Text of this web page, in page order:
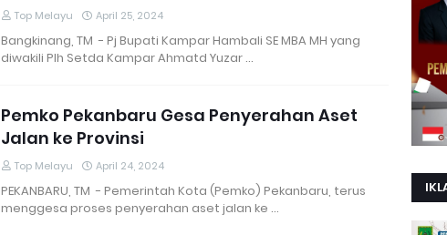
Top Melayu April 25, 2024
Bangkinang, TM - Pj Bupati Kampar Hambali SE MBA MH yang
diwakili Plh Setda Kampar Ahmatd Yuzar …
Pemko Pekanbaru Gesa Penyerahan Aset
Jalan ke Provinsi
Top Melayu April 24, 2024
PEKANBARU, TM - Pemerintah Kota (Pemko) Pekanbaru, terus
menggesa proses penyerahan aset jalan ke …